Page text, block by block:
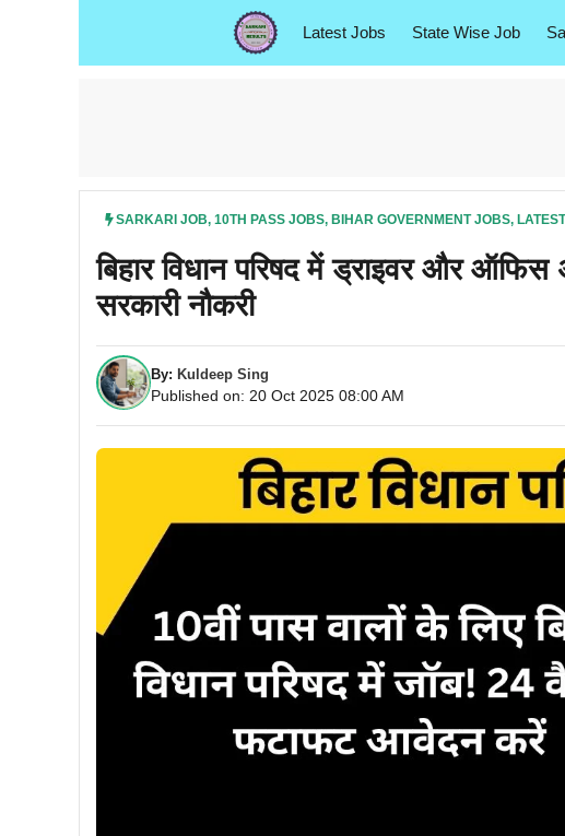
Latest Jobs State Wise Job
SARKARI JOB, 10TH PASS JOBS, BIHAR GOVERNMENT JOBS,
बिहार विधान परिषद में ड्राइवर और
सरकारी नौकरी
By: Kuldeep Sing
Published on: 20 Oct 2025 08:00 AM